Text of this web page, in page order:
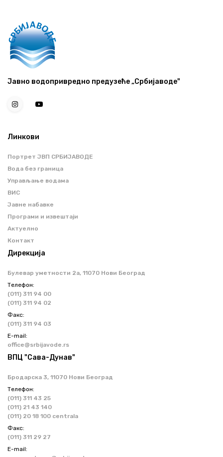
Јавно водопривредно предузеће „Србијаводе"
Линкови
Портрет ЈВП СРБИЈАВОДЕ
Вода без граница
Управљање водама
ВИС
Јавне набавке
Програми и извештаји
Актуелно
Контакт
Дирекција
Булевар уметности 2a, 11070 Нови Београд
Телефон:
(011) 311 94 00
(011) 311 94 02
Факс:
(011) 311 94 03
Е-mail:
office@srbijavode.rs
ВПЦ "Сава-Дунав"
Бродарска 3, 11070 Нови Београд
Телефон:
(011) 311 43 25
(011) 21 43 140
(011) 20 18 100 centrala
Факс:
(011) 311 29 27
Е-mail: